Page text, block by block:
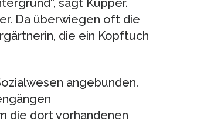
sagt Küpper.
Da überwiegen oft die
die ein Kopftuch
angebunden.
die dort vorhandenen